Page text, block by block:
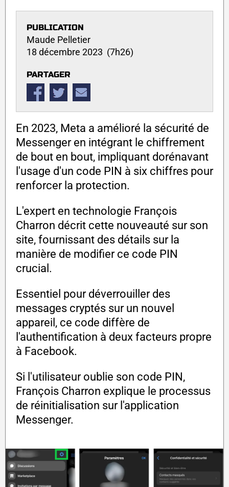
PUBLICATION
Maude Pelletier
18 décembre 2023 (7h26)
PARTAGER
En 2023, Meta a amélioré la sécurité de
Messenger en intégrant le chiffrement
de bout en bout, impliquant dorénavant
l'usage d'un code PIN à six chiffres pour
renforcer la protection.
L'expert en technologie François
Charron décrit cette nouveauté sur son
site, fournissant des détails sur la
manière de modifier ce code PIN
crucial.
Essentiel pour déverrouiller des
messages cryptés sur un nouvel
appareil, ce code diffère de
l'authentification à deux facteurs propre
à Facebook.
Si l'utilisateur oublie son code PIN,
François Charron explique le processus
de réinitialisation sur l'application
Messenger.